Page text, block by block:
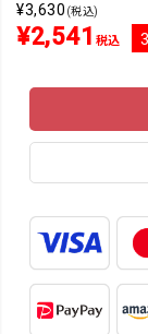
¥3,630 (税込)
¥2,541 税込